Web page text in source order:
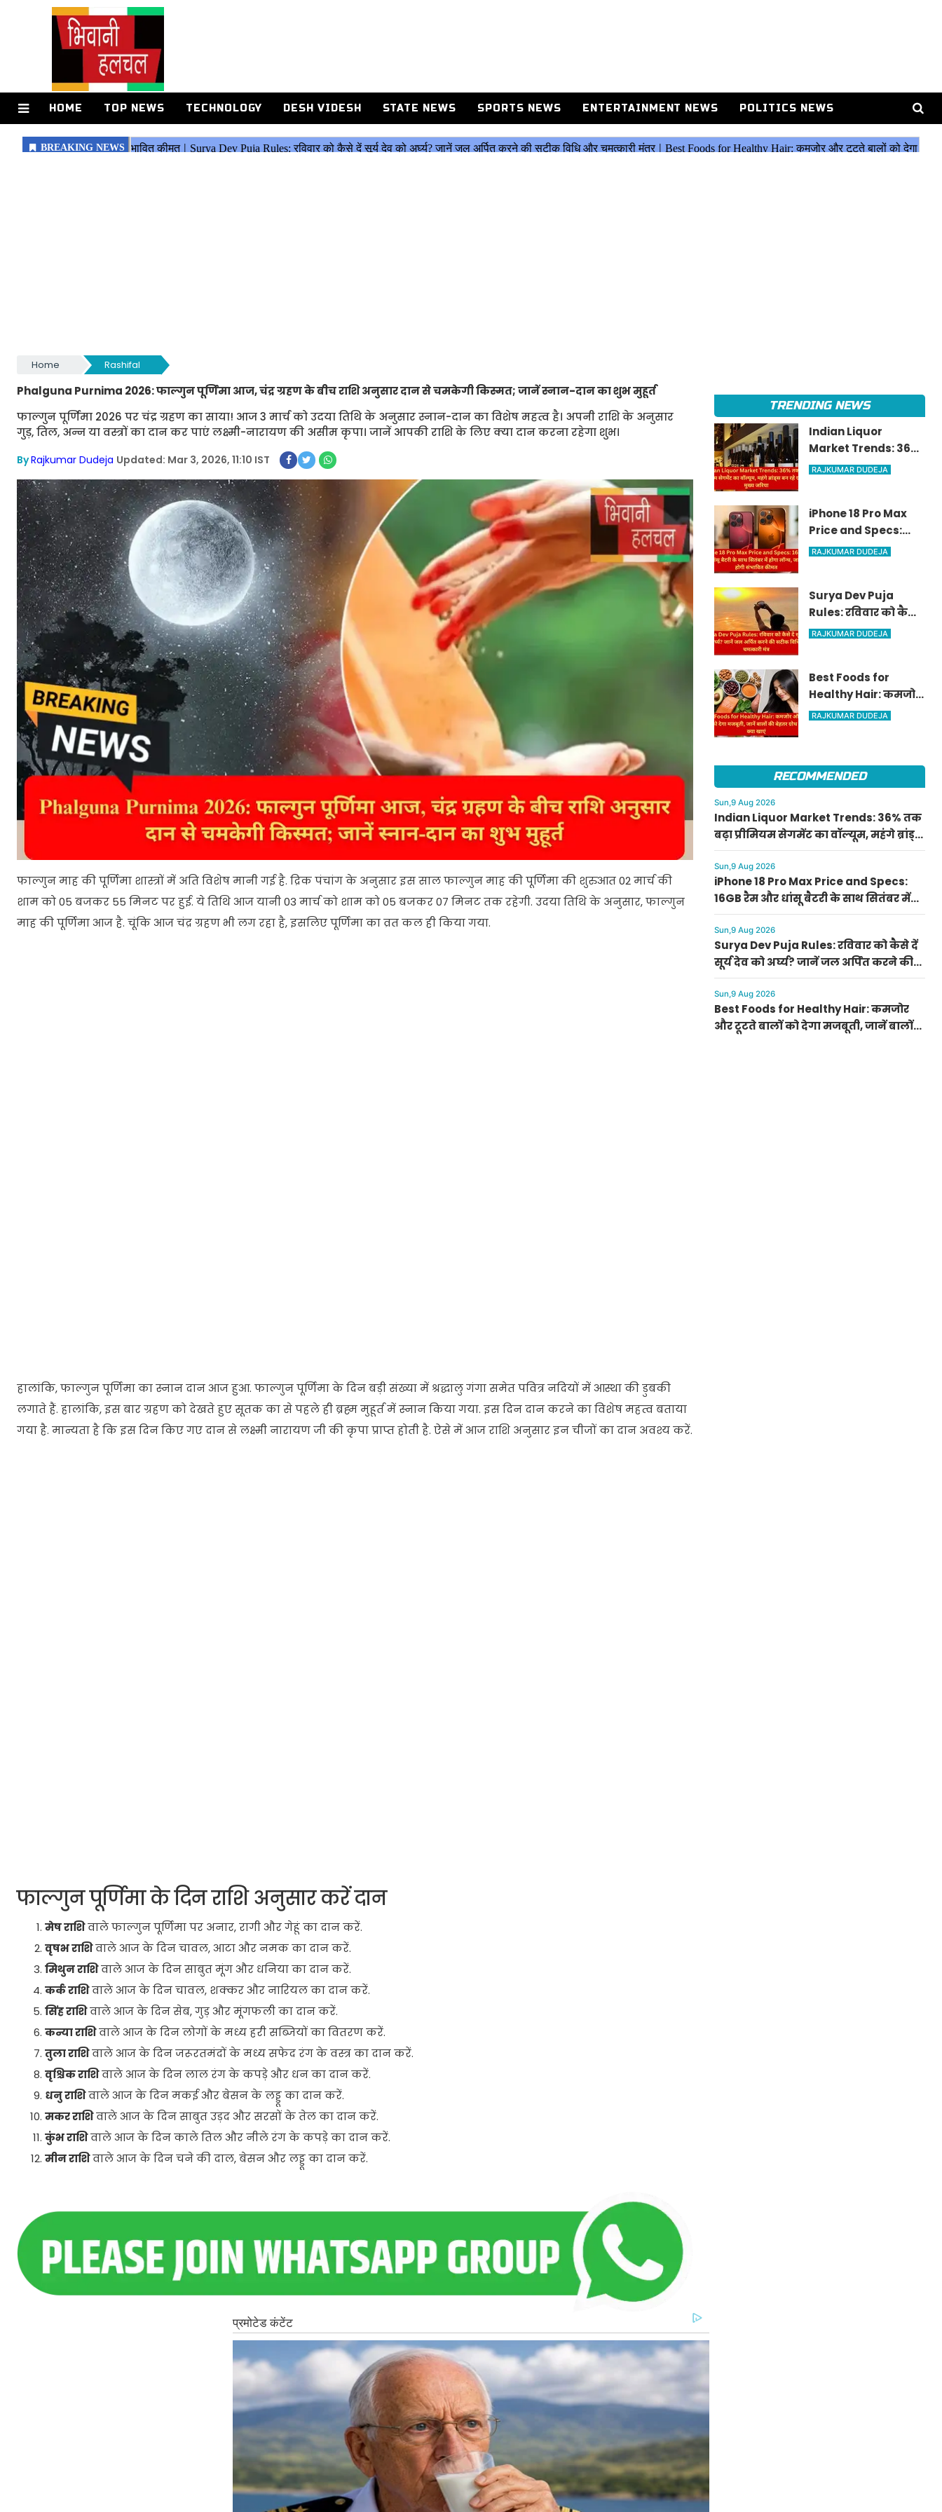
HOME TOP NEWS TECHNOLOGY DESH VIDESH STATE NEWS SPORTS NEWS ENTERTAINMENT NEWS POLITICS NEWS
Home Rashifal
Phalguna Purnima 2026: फाल्गुन पूर्णिमा आज, चंद्र ग्रहण के बीच राशि अनुसार दान से चमकेगी किस्मत; जानें स्नान-दान का शुभ मुहूर्त
फाल्गुन पूर्णिमा 2026 पर चंद्र ग्रहण का साया! आज 3 मार्च को उदया तिथि के अनुसार स्नान-दान का विशेष महत्व है। अपनी राशि के अनुसार
गुड़, तिल, अन्न या वस्त्रों का दान कर पाएं लक्ष्मी-नारायण की असीम कृपा। जानें आपकी राशि के लिए क्या दान करना रहेगा शुभ।
ByRajkumar Dudeja Updated: Mar 3, 2026, 11:10 IST
फाल्गुन माह की पूर्णिमा शास्त्रों में अति विशेष मानी गई है. द्रिक पंचांग के अनुसार इस साल फाल्गुन माह की पूर्णिमा की शुरुआत 02 मार्च की
शाम को 05 बजकर 55 मिनट पर हुई. ये तिथि आज यानी 03 मार्च को शाम को 05 बजकर 07 मिनट तक रहेगी. उदया तिथि के अनुसार, फाल्गुन
माह की पूर्णिमा आज है. चूंकि आज चंद्र ग्रहण भी लग रहा है, इसलिए पूर्णिमा का व्रत कल ही किया गया.
हालांकि, फाल्गुन पूर्णिमा का स्नान दान आज हुआ. फाल्गुन पूर्णिमा के दिन बड़ी संख्या में श्रद्धालु गंगा समेत पवित्र नदियों में आस्था की डुबकी
लगाते हैं. हालांकि, इस बार ग्रहण को देखते हुए सूतक का से पहले ही ब्रह्म मुहूर्त में स्नान किया गया. इस दिन दान करने का विशेष महत्व बताया
गया है. मान्यता है कि इस दिन किए गए दान से लक्ष्मी नारायण जी की कृपा प्राप्त होती है. ऐसे में आज राशि अनुसार इन चीजों का दान अवश्य करें.
फाल्गुन पूर्णिमा के दिन राशि अनुसार करें दान
मेष राशिवाले फाल्गुन पूर्णिमा पर अनार, रागी और गेहूं का दान करें.
वृषभ राशिवाले आज के दिन चावल, आटा और नमक का दान करें.
मिथुन राशिवाले आज के दिन साबुत मूंग और धनिया का दान करें.
कर्क राशिवाले आज के दिन चावल, शक्कर और नारियल का दान करें.
सिंह राशिवाले आज के दिन सेब, गुड़ और मूंगफली का दान करें.
कन्या राशिवाले आज के दिन लोगों के मध्य हरी सब्जियों का वितरण करें.
तुला राशिवाले आज के दिन जरूरतमंदों के मध्य सफेद रंग के वस्त्र का दान करें.
वृश्चिक राशिवाले आज के दिन लाल रंग के कपड़े और धन का दान करें.
धनु राशिवाले आज के दिन मकई और बेसन के लड्डू का दान करें.
मकर राशिवाले आज के दिन साबुत उड़द और सरसों के तेल का दान करें.
कुंभ राशिवाले आज के दिन काले तिल और नीले रंग के कपड़े का दान करें.
मीन राशिवाले आज के दिन चने की दाल, बेसन और लड्डू का दान करें.
TRENDING NEWS
Indian Liquor
Market Trends: 36%
तक बढ़ा प्रीमियम
का मुख्य जरिया
RAJKUMAR DUDEJA
iPhone 18 Pro Max
Price and Specs:
16GB रैम और धांसू बैटरी
संभावित कीमत
RAJKUMAR DUDEJA
Surya Dev Puja
Rules: रविवार को कैसे
दें सूर्य देव को अर्घ्य? जानें
चमत्कारी मंत्र
RAJKUMAR DUDEJA
Best Foods for
Healthy Hair: कमजोर
और टूटते बालों को देगा
RAJKUMAR DUDEJA
RECOMMENDED
Sun,9 Aug 2026
Indian Liquor Market Trends: 36% तक
बढ़ा प्रीमियम सेगमेंट का वॉल्यूम, महंगे ब्रांड्स
बन रहे ग्रोथ का मुख्य जरिया
Sun,9 Aug 2026
iPhone 18 Pro Max Price and Specs:
16GB रैम और धांसू बैटरी के साथ सितंबर में
होगा लॉन्च, जानें क्या होगी संभावित कीमत
Sun,9 Aug 2026
Surya Dev Puja Rules: रविवार को कैसे दें
सूर्य देव को अर्घ्य? जानें जल अर्पित करने की
सटीक विधि और चमत्कारी मंत्र
Sun,9 Aug 2026
Best Foods for Healthy Hair: कमजोर
और टूटते बालों को देगा मजबूती, जानें बालों